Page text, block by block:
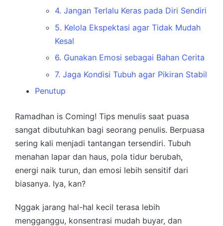
4. Jangan Terlalu Keras pada Diri Sendiri
5. Kelola Ekspektasi agar Tidak Mudah
Kesal
6. Gunakan Emosi sebagai Bahan Cerita
7. Jaga Kondisi Tubuh agar Pikiran Stabil
Penutup
Ramadhan is Coming! Tips menulis saat puasa
sangat dibutuhkan bagi seorang penulis. Berpuasa
sering kali menjadi tantangan tersendiri. Tubuh
menahan lapar dan haus, pola tidur berubah,
energi naik turun, dan emosi lebih sensitif dari
biasanya. Iya, kan?
Nggak jarang hal-hal kecil terasa lebih
mengganggu, konsentrasi mudah buyar, dan